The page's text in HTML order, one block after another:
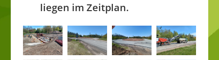
liegen im Zeitplan.